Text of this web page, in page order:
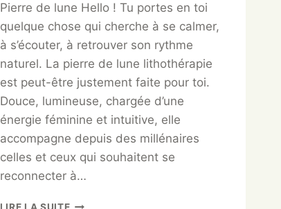
Pierre de lune Hello ! Tu portes en toi
quelque chose qui cherche à se calmer,
à s’écouter, à retrouver son rythme
naturel. La pierre de lune lithothérapie
est peut-être justement faite pour toi.
Douce, lumineuse, chargée d’une
énergie féminine et intuitive, elle
accompagne depuis des millénaires
celles et ceux qui souhaitent se
reconnecter à…